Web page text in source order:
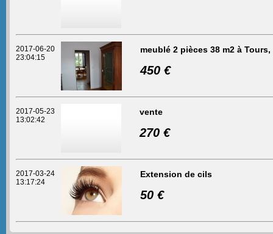
2017-06-20
23:04:15
meublé 2 pièces 38 m2 à
450 €
2017-05-23
13:02:42
vente
270 €
2017-03-24
13:17:24
Extension de cils
50 €